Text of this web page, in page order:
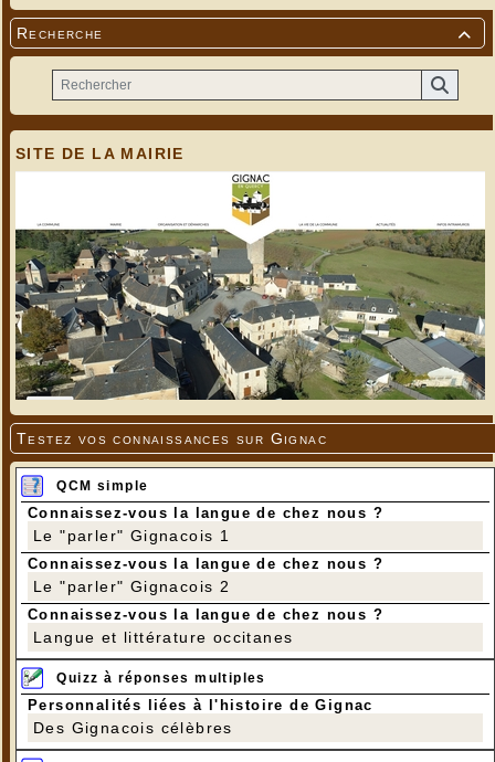

Recherche
SITE DE LA MAIRIE
Testez vos connaissances sur Gignac
QCM simple
Connaissez-vous la langue de chez nous ?
Le "parler" Gignacois 1
Connaissez-vous la langue de chez nous ?
Le "parler" Gignacois 2
Connaissez-vous la langue de chez nous ?
Langue et littérature occitanes
Quizz à réponses multiples
Personnalités liées à l'histoire de Gignac
Des Gignacois célèbres